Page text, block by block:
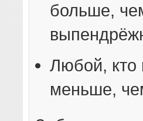
больше,
Любой, кто
меньше,